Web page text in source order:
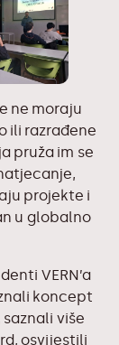
ne moraju
ili razrađene
pruža im se
projekte i
u globalno
VERN’a
koncept
više
osvijestili